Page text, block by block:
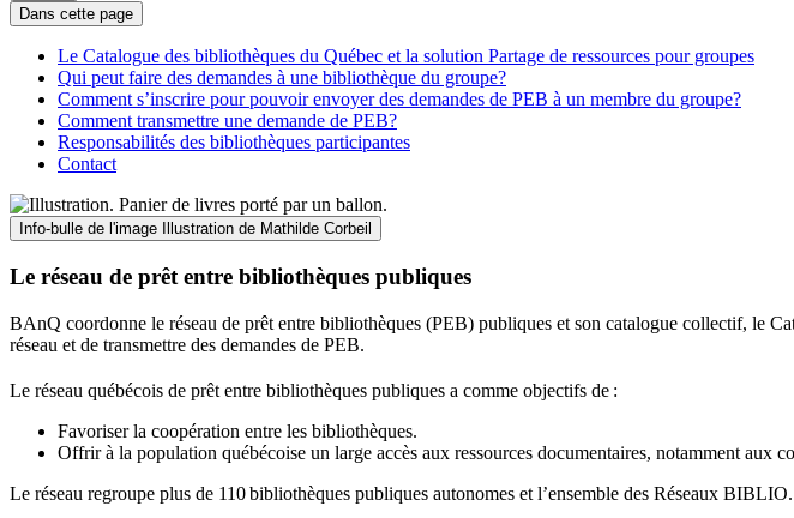
Dans cette page
Le Catalogue des bibliothèques du Québec et la solution Partage de ressources pour groupes
Qui peut faire des demandes à une bibliothèque du groupe?
Comment s’inscrire pour pouvoir envoyer des demandes de PEB à un membre du groupe?
Comment transmettre une demande de PEB?
Responsabilités des bibliothèques participantes
Contact
Info-bulle de l'image Illustration de Mathilde Corbeil
Le réseau de prêt entre bibliothèques publiques
BAnQ coordonne le réseau de prêt entre bibliothèques (PEB) publiques et son catalogue collectif, le
réseau et de transmettre des demandes de PEB.
Le réseau québécois de prêt entre bibliothèques publiques a comme objectifs de :
Favoriser la coopération entre les bibliothèques.
Offrir à la population québécoise un large accès aux ressources documentaires, notamment aux
Le réseau regroupe plus de 110bibliothèques publiques autonomes et l’ensemble des Réseaux